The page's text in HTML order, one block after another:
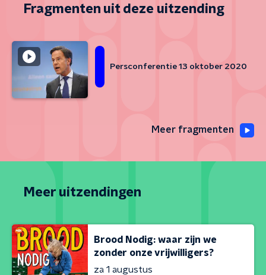
Fragmenten uit deze uitzending
Persconferentie 13 oktober 2020
Meer fragmenten
Meer uitzendingen
Brood Nodig: waar zijn we
zonder onze vrijwilligers?
za 1 augustus